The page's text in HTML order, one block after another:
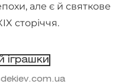
але є й святкове
сторіччя.